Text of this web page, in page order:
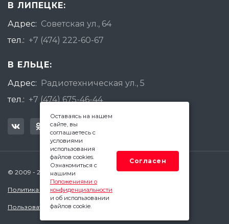
В ЛИПЕЦКЕ:
Адрес: Советская ул., 64
тел.: +7 (474) 222-60-67
В ЕЛЬЦЕ:
Адрес: Радиотехническая ул., 5
тел.: +7 (474) 675-46-44
© 2009 - 2026 Квадратный Метр - Липецк
Политика конфиденциальности
Пользовательское соглашение
Оставаясь на нашем
сайте, вы
соглашаетесь с
условиями
использования
файлов cookies.
Ознакомиться с
нашими
Положениями о
конфиденциальности
и об использовании
файлов cookie.
Согласен